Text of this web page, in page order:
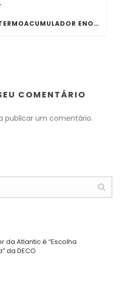
JÁ NINGUÉM QUER UM TERMOACUMULADOR ENORME À VISTA NA COZINHA OU NA LAVANDARIA. CONHEÇA O NOVO ONIX ESSENTIAL DA THERMOR
COMENTÁRIO
publicar um comentário.
da Atlantic é “Escolha
da DECO